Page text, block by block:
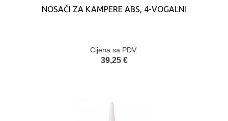
NOSAČI ZA KAMPERE ABS, 4-VOGALNI
Cijena sa PDV:
39,25 €